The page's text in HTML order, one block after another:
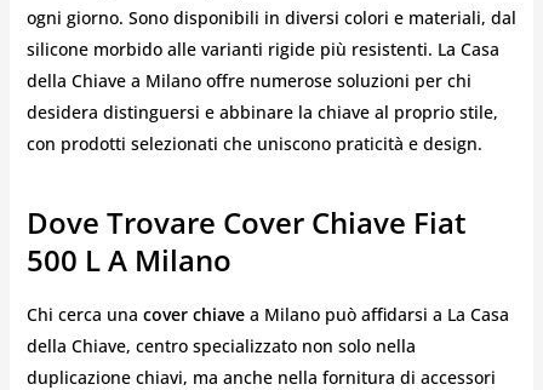
ogni giorno. Sono disponibili in diversi colori e materiali, dal
silicone morbido alle varianti rigide più resistenti. La Casa
della Chiave a Milano offre numerose soluzioni per chi
desidera distinguersi e abbinare la chiave al proprio stile,
con prodotti selezionati che uniscono praticità e design.
Dove Trovare Cover Chiave Fiat
500 L A Milano
Chi cerca una cover chiavea Milano può affidarsi a La Casa
della Chiave, centro specializzato non solo nella
duplicazione chiavi, ma anche nella fornitura di accessori